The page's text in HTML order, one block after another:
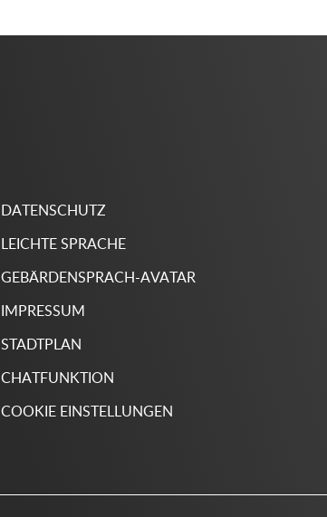
DATENSCHUTZ
LEICHTE SPRACHE
GEBÄRDENSPRACH-AVATAR
IMPRESSUM
STADTPLAN
CHATFUNKTION
COOKIE EINSTELLUNGEN